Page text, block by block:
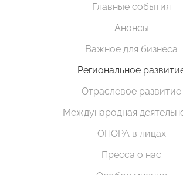
Главные события
Анонсы
Важное для бизнеса
Региональное
Отраслевое развитие
Международная
ОПОРА в лицах
Пресса о нас